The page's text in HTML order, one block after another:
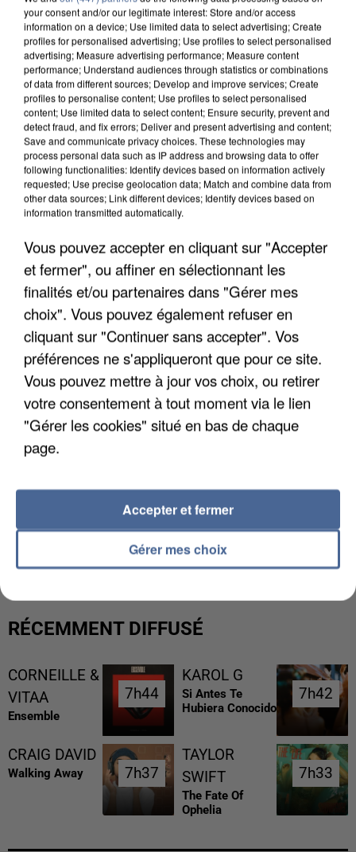
APRÈS TOUTES CES CANICULES, LES REFUGES
DE FAUNE SAUVAGE SONT...
L’UN DES FONDATEURS SUPPOSÉS DE LA DZ
MAFIA INTERPELLÉ EN ALGÉRIE
RÉCEMMENT DIFFUSÉ
CORNEILLE &
VITAA
Ensemble
7h44
7h44
KAROL G
Si Antes Te
Hubiera Conocido
7h42
7h42
CRAIG DAVID
Walking Away 7h37
7h37
TAYLOR
SWIFT
The Fate Of
Ophelia
7h33
7h33
your consent and/or our legitimate interest: Store and/or access
information on a device; Use limited data to select advertising; Create
profiles for personalised advertising; Use profiles to select personalised
advertising; Measure advertising performance; Measure content
performance; Understand audiences through statistics or combinations
of data from different sources; Develop and improve services; Create
profiles to personalise content; Use profiles to select personalised
content; Use limited data to select content; Ensure security, prevent and
detect fraud, and fix errors; Deliver and present advertising and content;
Save and communicate privacy choices. These technologies may
process personal data such as IP address and browsing data to offer
following functionalities: Identify devices based on information actively
requested; Use precise geolocation data; Match and combine data from
other data sources; Link different devices; Identify devices based on
information transmitted automatically.
Vous pouvez accepter en cliquant sur "Accepter
et fermer", ou affiner en sélectionnant les
finalités et/ou partenaires dans "Gérer mes
choix". Vous pouvez également refuser en
cliquant sur "Continuer sans accepter". Vos
préférences ne s'appliqueront que pour ce site.
Vous pouvez mettre à jour vos choix, ou retirer
votre consentement à tout moment via le lien
"Gérer les cookies" situé en bas de chaque
page.
Gérer mes choix
Accepter et fermer